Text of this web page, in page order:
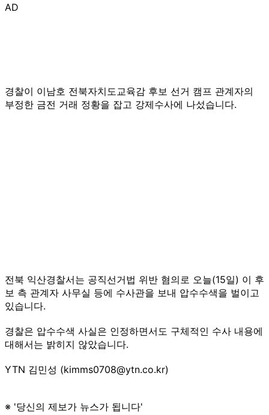
AD
경찰이 이남호 전북자치도교육감 후보 선거 캠프 관계자의
부정한 금전 거래 정황을 잡고 강제수사에 나섰습니다.
전북 익산경찰서는 공직선거법 위반 혐의로 오늘(15일) 이 후
보 측 관계자 사무실 등에 수사관을 보내 압수수색을 벌이고
있습니다.
경찰은 압수수색 사실은 인정하면서도 구체적인 수사 내용에
대해서는 밝히지 않았습니다.
YTN 김민성 (kimms0708@ytn.co.kr)
※ '당신의 제보가 뉴스가 됩니다'